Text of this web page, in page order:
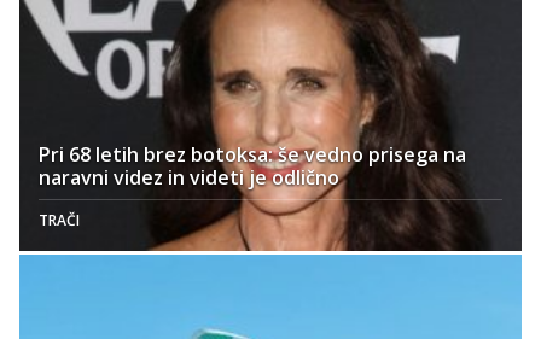
Pri 68 letih brez botoksa: še vedno prisega na
naravni videz in videti je odlično
TRAČI